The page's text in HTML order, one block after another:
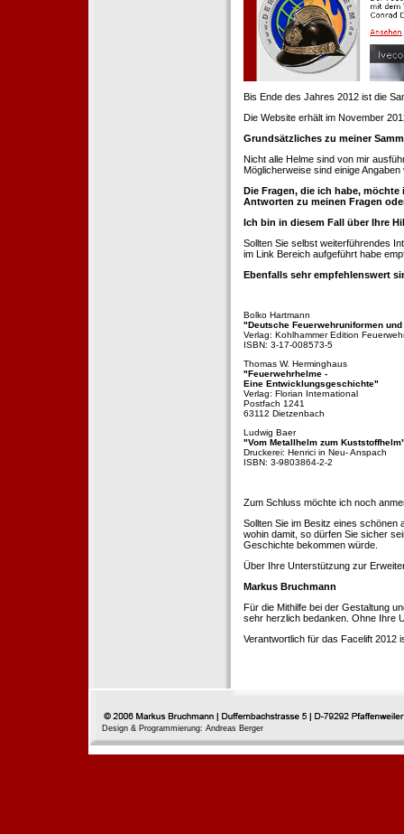
Bis Ende des Jahres 2012 ist die
Die Website erhält im November
Grundsätzliches zu meiner
Nicht alle Helme sind von mir
Möglicherweise sind einige
Die Fragen, die ich habe,
Antworten zu meinen Fragen
Ich bin in diesem Fall über Ihre
Sollten Sie selbst weiterführendes
im Link Bereich aufgeführt habe
Ebenfalls sehr empfehlenswert
Bolko Hartmann
"Deutsche Feuerwehruniformen
Verlag: Kohlhammer Edition
ISBN: 3-17-008573-5
Thomas W. Herminghaus
"Feuerwehrhelme -
Eine Entwicklungsgeschichte"
Verlag: Florian International
Postfach 1241
63112 Dietzenbach
Ludwig Baer
"Vom Metallhelm zum
Druckerei: Henrici in Neu- Anspach
ISBN: 3-9803864-2-2
Zum Schluss möchte ich noch
Sollten Sie im Besitz eines schönen
wohin damit, so dürfen Sie sicher
Geschichte bekommen würde.
Über Ihre Unterstützung zur
Markus Bruchmann
Für die Mithilfe bei der Gestaltung
sehr herzlich bedanken. Ohne Ihre
Verantwortlich für das Facelift 2012
Design & Programmierung: Andreas Berger